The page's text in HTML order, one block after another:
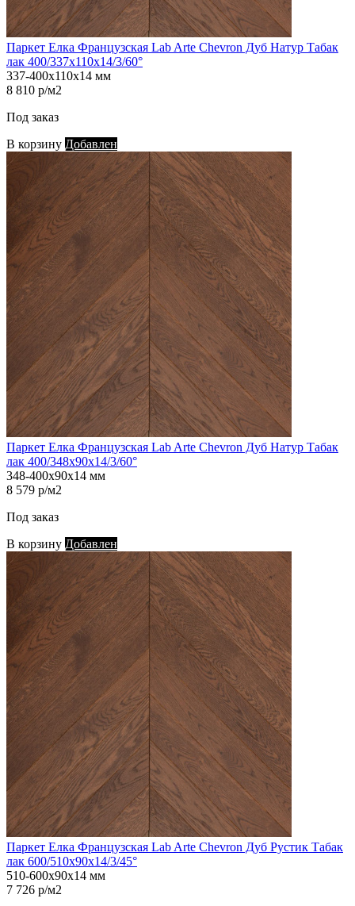
Паркет Елка Французская Lab Arte Chevron Дуб Натур Табак
лак 400/337х110х14/3/60°
337-400х110х14 мм
8 810 р/м2
Под заказ
В корзину Добавлен
Паркет Елка Французская Lab Arte Chevron Дуб Натур Табак
лак 400/348х90х14/3/60°
348-400х90х14 мм
8 579 р/м2
Под заказ
В корзину Добавлен
Паркет Елка Французская Lab Arte Chevron Дуб Рустик Табак
лак 600/510х90х14/3/45°
510-600х90х14 мм
7 726 р/м2